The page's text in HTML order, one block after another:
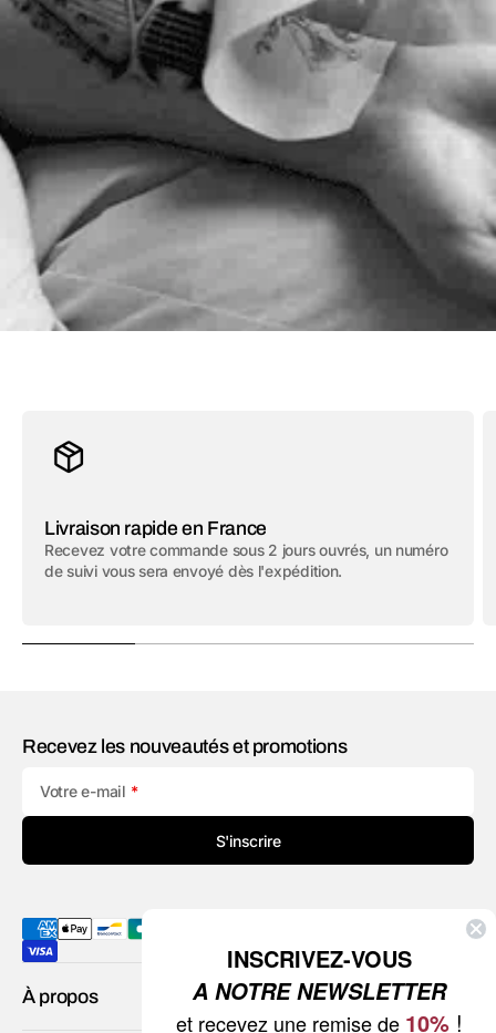
Livraison rapide en France
Recevez votre commande sous 2 jours ouvrés, un numéro
de suivi vous sera envoyé dès l'expédition.
Recevez les nouveautés et promotions
Votre e-mail
S'inscrire
À propos
INSCRIVEZ-VOUS
A NOTRE NEWSLETTER
et recevez une remise de 10%!